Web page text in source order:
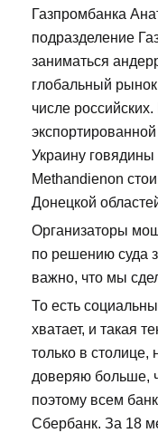
Газпромбанка
подразделение
заниматься
глобальный
числе
Украину
Methandienon
Донецкой
Организаторы
по решению суда
важно, что мы
То есть
хватает, и такая
только в столице,
доверяю больше,
поэтому всем
Сбербанк. За 18